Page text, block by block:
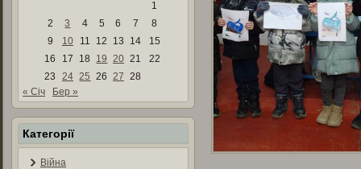
1
2
3 4 5 6 7
8
9
10 11 12 13 14
15
16
17 18 19 20 21
22
23
24 25 26 27
28
« Січ
Бер »
Категорії
Війна